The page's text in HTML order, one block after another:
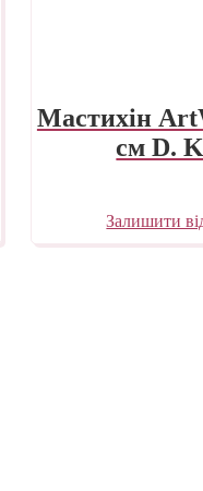
Мастихін
см D.
Залишити